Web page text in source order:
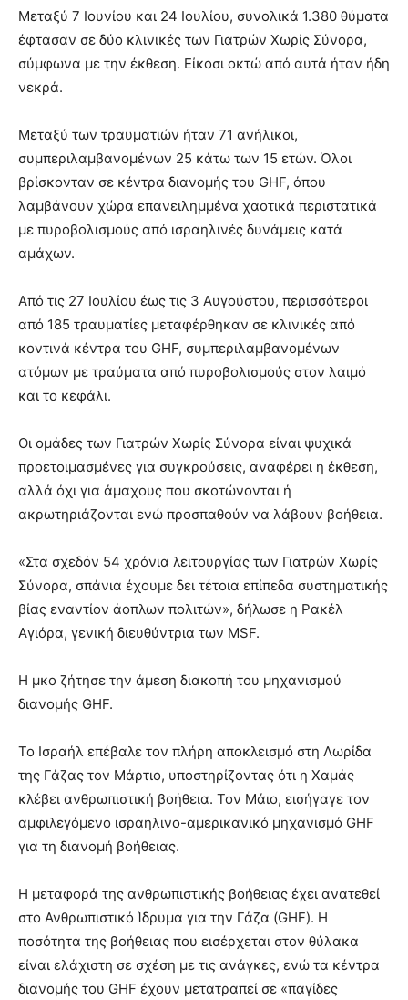
Μεταξύ 7 Ιουνίου και 24 Ιουλίου, συνολικά 1.380 θύματα
έφτασαν σε δύο κλινικές των Γιατρών Χωρίς Σύνορα,
σύμφωνα με την έκθεση. Είκοσι οκτώ από αυτά ήταν ήδη
νεκρά.
Μεταξύ των τραυματιών ήταν 71 ανήλικοι,
συμπεριλαμβανομένων 25 κάτω των 15 ετών. Όλοι
βρίσκονταν σε κέντρα διανομής του GHF, όπου
λαμβάνουν χώρα επανειλημμένα χαοτικά περιστατικά
με πυροβολισμούς από ισραηλινές δυνάμεις κατά
αμάχων.
Από τις 27 Ιουλίου έως τις 3 Αυγούστου, περισσότεροι
από 185 τραυματίες μεταφέρθηκαν σε κλινικές από
κοντινά κέντρα του GHF, συμπεριλαμβανομένων
ατόμων με τραύματα από πυροβολισμούς στον λαιμό
και το κεφάλι.
Οι ομάδες των Γιατρών Χωρίς Σύνορα είναι ψυχικά
προετοιμασμένες για συγκρούσεις, αναφέρει η έκθεση,
αλλά όχι για άμαχους που σκοτώνονται ή
ακρωτηριάζονται ενώ προσπαθούν να λάβουν βοήθεια.
«Στα σχεδόν 54 χρόνια λειτουργίας των Γιατρών Χωρίς
Σύνορα, σπάνια έχουμε δει τέτοια επίπεδα συστηματικής
βίας εναντίον άοπλων πολιτών», δήλωσε η Ρακέλ
Αγιόρα, γενική διευθύντρια των MSF.
Η μκο ζήτησε την άμεση διακοπή του μηχανισμού
διανομής GHF.
Το Ισραήλ επέβαλε τον πλήρη αποκλεισμό στη Λωρίδα
της Γάζας τον Μάρτιο, υποστηρίζοντας ότι η Χαμάς
κλέβει ανθρωπιστική βοήθεια. Τον Μάιο, εισήγαγε τον
αμφιλεγόμενο ισραηλινο-αμερικανικό μηχανισμό GHF
για τη διανομή βοήθειας.
Η μεταφορά της ανθρωπιστικής βοήθειας έχει ανατεθεί
στο Ανθρωπιστικό Ίδρυμα για την Γάζα (GHF). Η
ποσότητα της βοήθειας που εισέρχεται στον θύλακα
είναι ελάχιστη σε σχέση με τις ανάγκες, ενώ τα κέντρα
διανομής του GHF έχουν μετατραπεί σε «παγίδες